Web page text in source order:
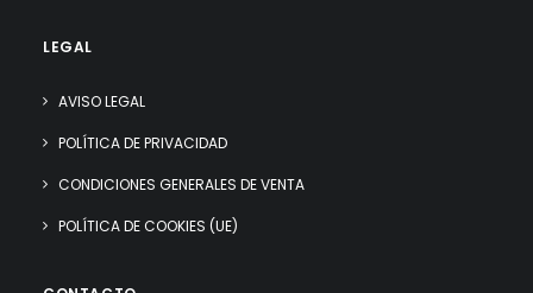
LEGAL
AVISO LEGAL
POLÍTICA DE PRIVACIDAD
CONDICIONES GENERALES DE VENTA
POLÍTICA DE COOKIES (UE)